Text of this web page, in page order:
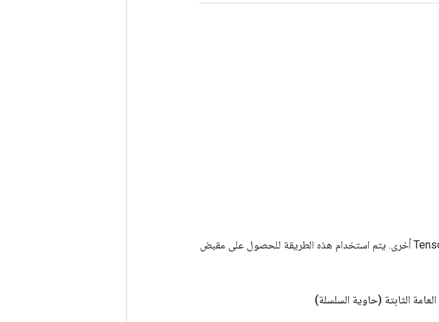
المدخلات إلى عمليات TensorFlow هي مخرجات عملية TensorFlow أخرى. يتم استخدام هذه الطريقة للحصول على مقبض
العامة الثابتة (حاوية السلسلة)